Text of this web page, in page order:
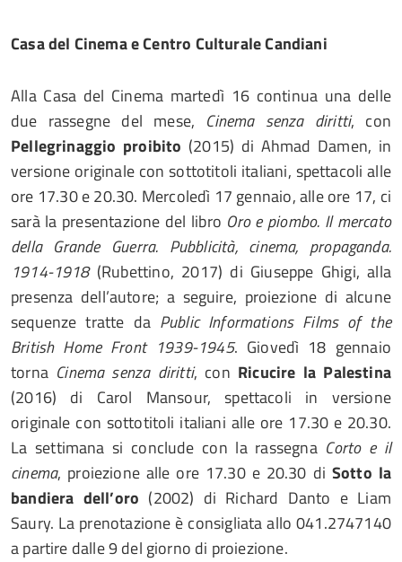
Casa del CinemaeCentro Culturale Candiani
Alla Casa del Cinema martedì 16 continua una delle
due rassegne del mese, Cinema senza diritti, con
Pellegrinaggio proibito (2015) di Ahmad Damen, in
versione originale con sottotitoli italiani, spettacoli alle
ore 17.30 e 20.30. Mercoledì 17 gennaio, alle ore 17, ci
sarà la presentazione del libro Oro e piombo. Il mercato
della Grande Guerra. Pubblicità, cinema, propaganda.
1914-1918(Rubettino, 2017) di Giuseppe Ghigi, alla
presenza dell’autore; a seguire, proiezione di alcune
sequenze tratte da Public Informations Films of the
British Home Front 1939-1945. Giovedì 18 gennaio
torna Cinema senza diritti, con Ricucire la Palestina
(2016) di Carol Mansour, spettacoli in versione
originale con sottotitoli italiani alle ore 17.30 e 20.30.
La settimana si conclude con la rassegna Corto e il
cinema, proiezione alle ore 17.30 e 20.30 di Sotto la
bandiera dell’oro (2002) di Richard Danto e Liam
Saury. La prenotazione è consigliata allo 041.2747140
a partire dalle 9 del giorno di proiezione.